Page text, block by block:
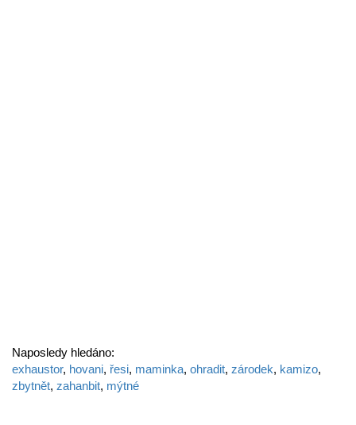
Naposledy hledáno:
exhaustor, hovani, řesi, maminka, ohradit, zárodek, kamizo,
zbytnět, zahanbit, mýtné